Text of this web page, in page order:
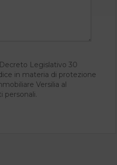
Legislativo 30
in materia di protezione
Versilia al
personali.